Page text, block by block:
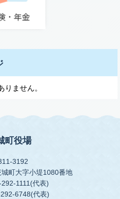
ません。
町役場
3192
町大字小堤1080番地
1111(代表)
6748(代表)